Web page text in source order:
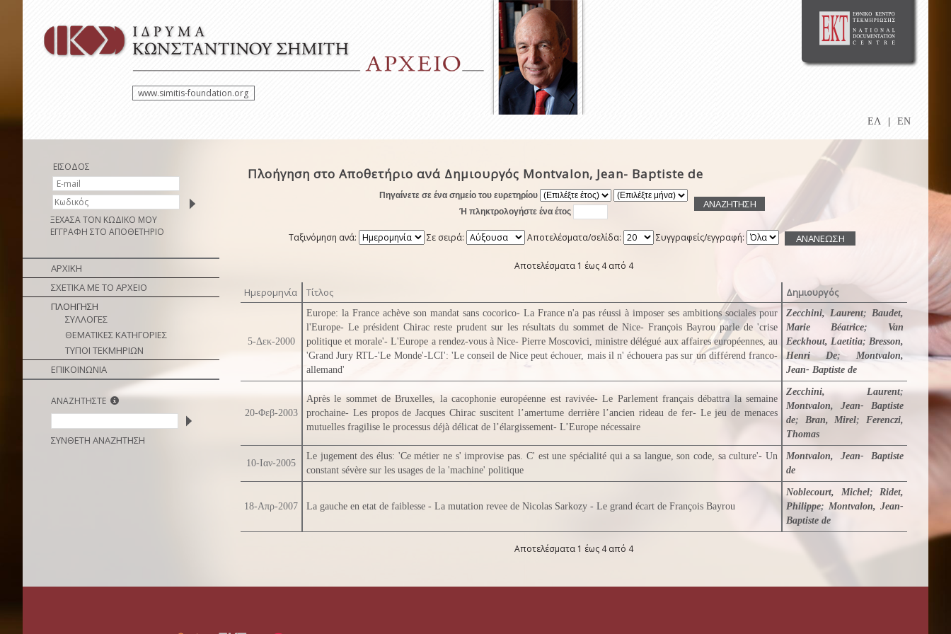
www.simitis-foundation.org
ΕΛ EN
ΕΙΣΟΔΟΣ
ΞΕΧΑΣΑ ΤΟΝ ΚΩΔΙΚΟ ΜΟΥ
ΕΓΓΡΑΦΗ ΣΤΟ ΑΠΟΘΕΤΗΡΙΟ
ΑΡΧΙΚΗ
ΣΧΕΤΙΚΑ ΜΕ ΤΟ ΑΡΧΕΙΟ
ΠΛΟΗΓΗΣΗ
ΣΥΛΛΟΓΕΣ
ΘΕΜΑΤΙΚΕΣ ΚΑΤΗΓΟΡΙΕΣ
ΤΥΠΟΙ ΤΕΚΜΗΡΙΩΝ
ΕΠΙΚΟΙΝΩΝΙΑ
ΑΝΑΖΗΤΗΣΤΕ
ΣΥΝΘΕΤΗ ΑΝΑΖΗΤΗΣΗ
Πλοήγηση στο Αποθετήριο ανά Δημιουργός Montvalon, Jean- Baptiste de
Πηγαίνετε σε ένα σημείο του ευρετηρίου
Ή πληκτρολογήστε ένα έτος
Ταξινόμηση ανά: Σε σειρά: Αποτελέσματα/σελίδα: Συγγραφείς/εγγραφή:
Αποτελέσματα 1 έως 4 από 4
Ημερομηνία Τίτλος Δημιουργός
5-Δεκ-2000
Europe: la France achève son mandat sans cocorico- La France n'a pas réussi à imposer ses ambitions sociales pour
l'Europe- Le président Chirac reste prudent sur les résultats du sommet de Nice- François Bayrou parle de 'crise
politique et morale'- L'Europe a rendez-vous à Nice- Pierre Moscovici, ministre délégué aux affaires européennes, au
'Grand Jury RTL-'Le Monde'-LCI': 'Le conseil de Nice peut échouer, mais il n' échouera pas sur un différend franco-
allemand'
Zecchini, Laurent; Baudet,
Marie Béatrice; Van
Eeckhout, Laetitia; Bresson,
Henri De;Montvalon,
Jean- Baptiste de
20-Φεβ-2003
Après le sommet de Bruxelles, la cacophonie européenne est ravivée- Le Parlement français débattra la semaine
prochaine- Les propos de Jacques Chirac suscitent l’amertume derrière l’ancien rideau de fer- Le jeu de menaces
mutuelles fragilise le processus déjà délicat de l’élargissement- L’Europe nécessaire
Zecchini, Laurent;
Montvalon, Jean- Baptiste
de; Bran, Mirel;Ferenczi,
Thomas
10-Ιαν-2005
Le jugement des élus: 'Ce métier ne s' improvise pas. C' est une spécialité qui a sa langue, son code, sa culture'- Un
constant sévère sur les usages de la 'machine' politique
Montvalon, Jean- Baptiste
de
18-Απρ-2007 La gauche en etat de faiblesse - La mutation revee de Nicolas Sarkozy - Le grand écart de François Bayrou
Noblecourt, Michel; Ridet,
Philippe; Montvalon, Jean-
Baptiste de
Αποτελέσματα 1 έως 4 από 4